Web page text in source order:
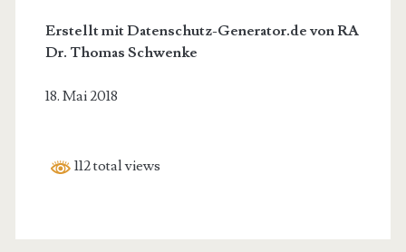
Erstellt mit Datenschutz-Generator.de von RA
Dr. Thomas Schwenke
18. Mai 2018
112 total views